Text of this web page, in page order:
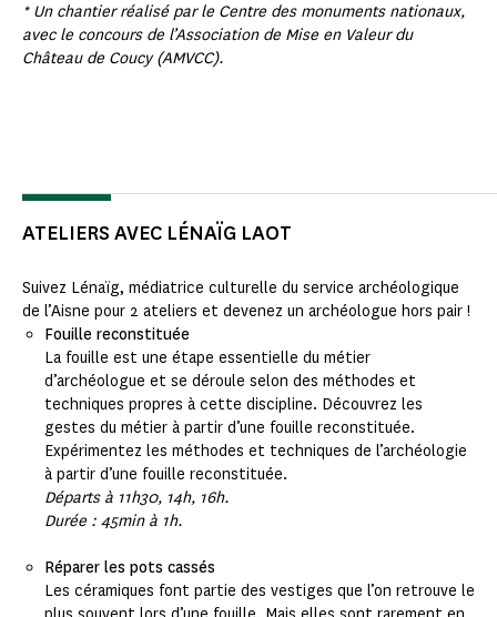
* Un chantier réalisé par le Centre des monuments nationaux,
avec le concours de l’Association de Mise en Valeur du
Château de Coucy (AMVCC).
ATELIERS AVEC LÉNAÏG LAOT
Suivez Lénaïg, médiatrice culturelle du service archéologique
de l’Aisne pour 2 ateliers et devenez un archéologue hors pair !
Fouille reconstituée
La fouille est une étape essentielle du métier
d’archéologue et se déroule selon des méthodes et
techniques propres à cette discipline. Découvrez les
gestes du métier à partir d’une fouille reconstituée.
Expérimentez les méthodes et techniques de l’archéologie
à partir d’une fouille reconstituée.
Départs à 11h30, 14h, 16h.
Durée : 45min à 1h.
Réparer les pots cassés
Les céramiques font partie des vestiges que l’on retrouve le